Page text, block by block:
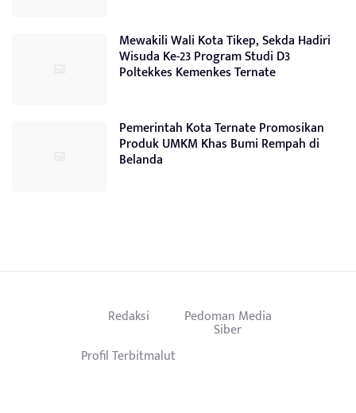
Mewakili Wali Kota Tikep, Sekda Hadiri
Wisuda Ke-23 Program Studi D3
Poltekkes Kemenkes Ternate
Pemerintah Kota Ternate Promosikan
Produk UMKM Khas Bumi Rempah di
Belanda
Redaksi Pedoman Media
Siber
Profil Terbitmalut